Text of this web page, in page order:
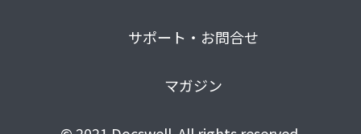
サポート・お問合せ
マガジン